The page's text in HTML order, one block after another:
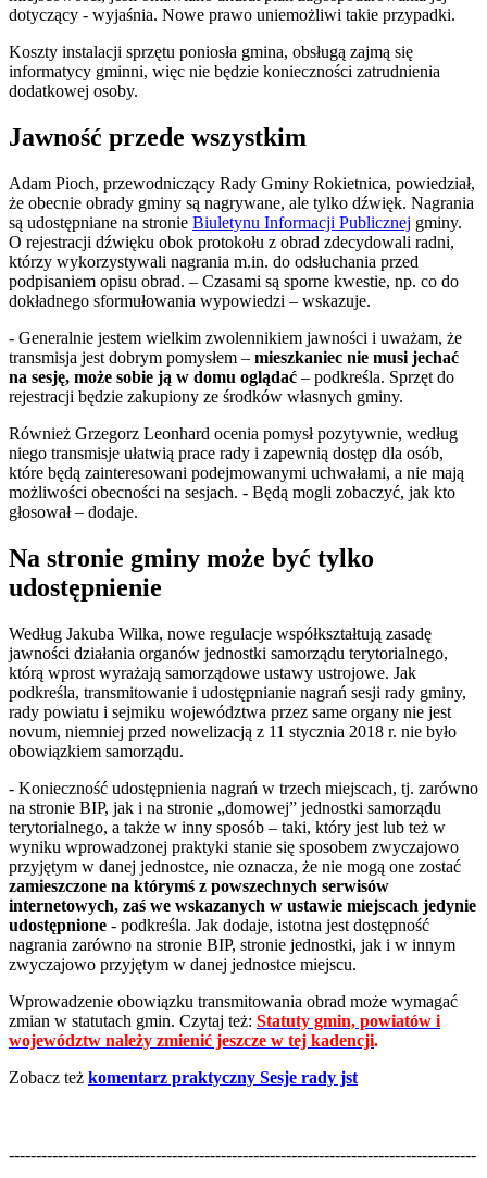
dotyczący - wyjaśnia. Nowe prawo uniemożliwi takie przypadki.
Koszty instalacji sprzętu poniosła gmina, obsługą zajmą się
informatycy gminni, więc nie będzie konieczności zatrudnienia
dodatkowej osoby.
Jawność przede wszystkim
Adam Pioch, przewodniczący Rady Gminy Rokietnica, powiedział,
że obecnie obrady gminy są nagrywane, ale tylko dźwięk. Nagrania
są udostępniane na stronie Biuletynu Informacji Publicznej gminy.
O rejestracji dźwięku obok protokołu z obrad zdecydowali radni,
którzy wykorzystywali nagrania m.in. do odsłuchania przed
podpisaniem opisu obrad. – Czasami są sporne kwestie, np. co do
dokładnego sformułowania wypowiedzi – wskazuje.
- Generalnie jestem wielkim zwolennikiem jawności i uważam, że
transmisja jest dobrym pomysłem – mieszkaniec nie musi jechać
na sesję, może sobie ją w domu oglądać – podkreśla. Sprzęt do
rejestracji będzie zakupiony ze środków własnych gminy.
Również Grzegorz Leonhard ocenia pomysł pozytywnie, według
niego transmisje ułatwią prace rady i zapewnią dostęp dla osób,
które będą zainteresowani podejmowanymi uchwałami, a nie mają
możliwości obecności na sesjach. - Będą mogli zobaczyć, jak kto
głosował – dodaje.
Na stronie gminy może być tylko
udostępnienie
Według Jakuba Wilka, nowe regulacje współkształtują zasadę
jawności działania organów jednostki samorządu terytorialnego,
którą wprost wyrażają samorządowe ustawy ustrojowe. Jak
podkreśla, transmitowanie i udostępnianie nagrań sesji rady gminy,
rady powiatu i sejmiku województwa przez same organy nie jest
novum, niemniej przed nowelizacją z 11 stycznia 2018 r. nie było
obowiązkiem samorządu.
- Konieczność udostępnienia nagrań w trzech miejscach, tj. zarówno
na stronie BIP, jak i na stronie „domowej” jednostki samorządu
terytorialnego, a także w inny sposób – taki, który jest lub też w
wyniku wprowadzonej praktyki stanie się sposobem zwyczajowo
przyjętym w danej jednostce, nie oznacza, że nie mogą one zostać
zamieszczone na którymś z powszechnych serwisów
internetowych, zaś we wskazanych w ustawie miejscach jedynie
udostępnione - podkreśla. Jak dodaje, istotna jest dostępność
nagrania zarówno na stronie BIP, stronie jednostki, jak i w innym
zwyczajowo przyjętym w danej jednostce miejscu.
Wprowadzenie obowiązku transmitowania obrad może wymagać
zmian w statutach gmin. Czytaj też: Statuty gmin, powiatów i
województw należy zmienić jeszcze w tej kadencji.
Zobacz też komentarz praktyczny Sesje rady jst
--------------------------------------------------------------------------------------